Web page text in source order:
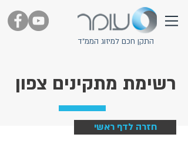
התקן חכם למיזוג הממ"ד
רשימת מתקינים צפון
חזרה לדף ראשי